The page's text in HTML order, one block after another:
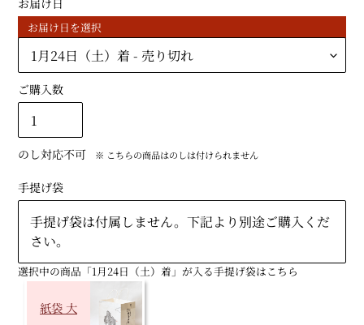
お届け日
お届け日を選択
ご購入数
のし対応不可 ※ こちらの商品はのしは付けられません
手提げ袋
手提げ袋は付属しません。下記より別途ご購入くだ
さい。
選択中の商品「1月24日（土）着」が入る手提げ袋はこちら
紙袋 大